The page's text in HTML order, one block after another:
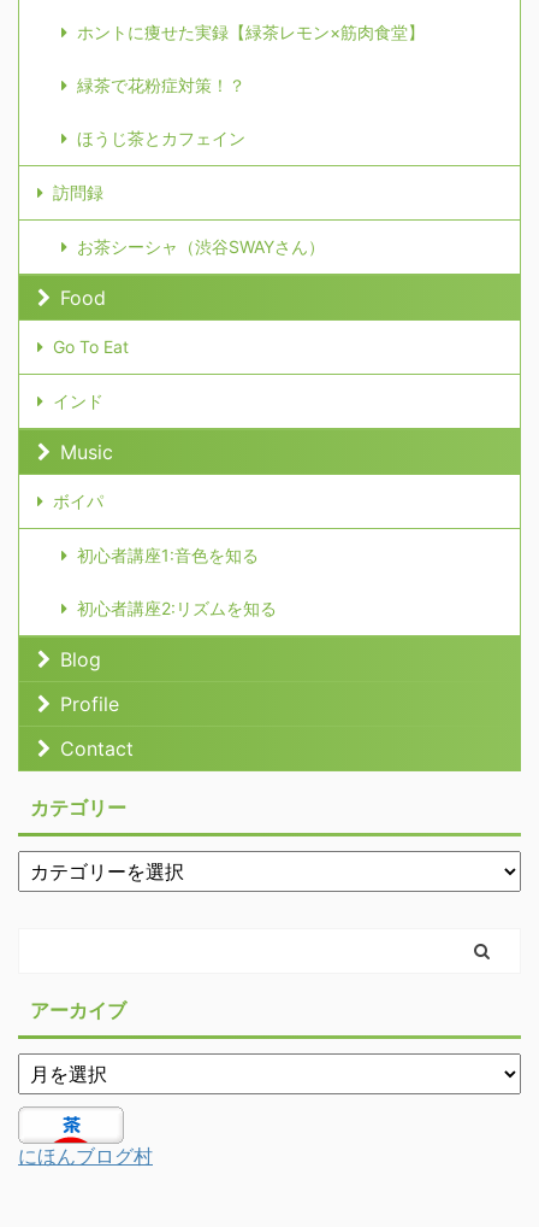
ホントに痩せた実録【緑茶レモン×筋肉食堂】
緑茶で花粉症対策！？
ほうじ茶とカフェイン
訪問録
お茶シーシャ（渋谷SWAYさん）
Food
Go To Eat
インド
Music
ボイパ
初心者講座1:音色を知る
初心者講座2:リズムを知る
Blog
Profile
Contact
カテゴリー
アーカイブ
にほんブログ村